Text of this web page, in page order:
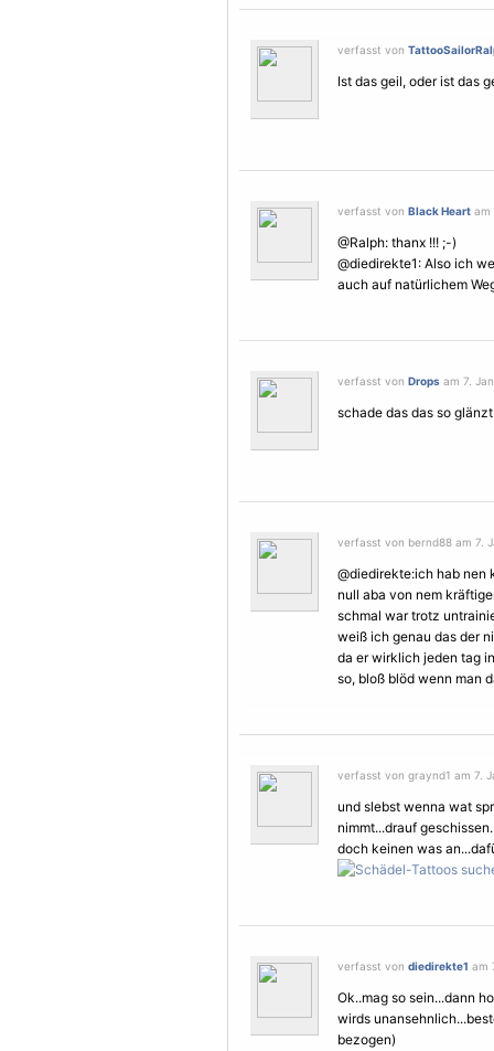
verfasst von
Ist das geil, oder ist das
verfasst von Black Heart am
@Ralph: thanx !!! ;-)
@diedirekte1: Also ich
auch auf natürlichem
verfasst von Drops am 7.
schade das das so
verfasst von bernd88 am 7.
@diedirekte:ich hab nen
null aba von nem
schmal war trotz
weiß ich genau das der
da er wirklich jeden tag
so, bloß blöd wenn man
verfasst von graynd1 am 7.
und slebst wenna wat
nimmt...drauf
doch keinen was
verfasst von diedirekte1 am
Ok..mag so sein...dann
wirds
bezogen)